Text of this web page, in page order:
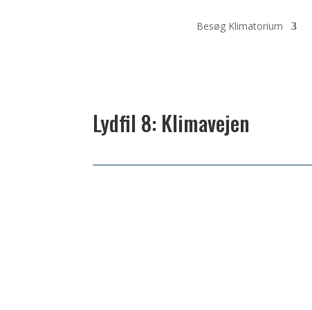
Besøg Klimatorium
Lydfil 8: Klimavejen